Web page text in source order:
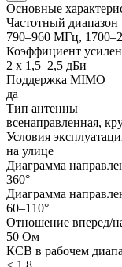
Основные
Частотный диапазон
790–960 МГц,
Коэффициент
2 x 1,5–2,5 дБи
Поддержка MIMO
да
Тип антенны
всенаправленная,
Условия
на улице
Диаграмма
360°
Диаграмма
60–110°
Отношение вперед/
50 Ом
КСВ в рабочем